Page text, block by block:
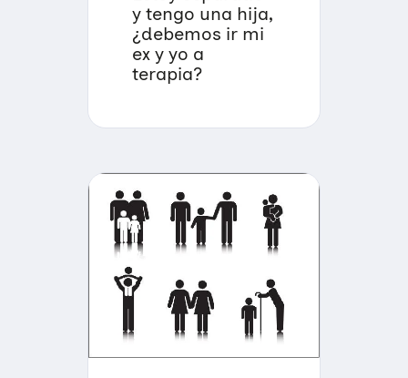
y tengo una hija,
¿debemos ir mi
ex y yo a
terapia?